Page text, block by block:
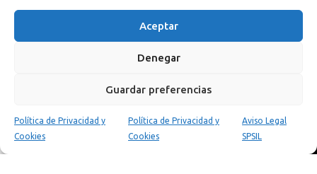
Aceptar
Denegar
Guardar preferencias
Política de Privacidad y
Cookies
Política de Privacidad y
Cookies
Aviso Legal
SPSIL
+34 641 61 06 23
paint@spsil.es
0
Carrito
Mi cuenta